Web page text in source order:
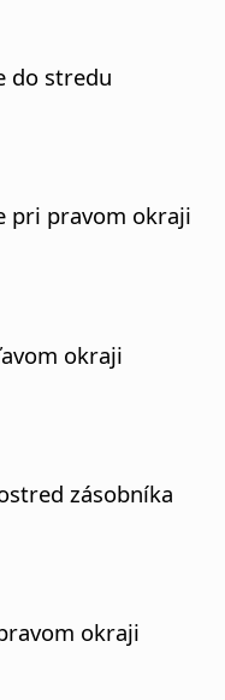
do stredu
pri pravom okraji
okraji
zásobníka
okraji